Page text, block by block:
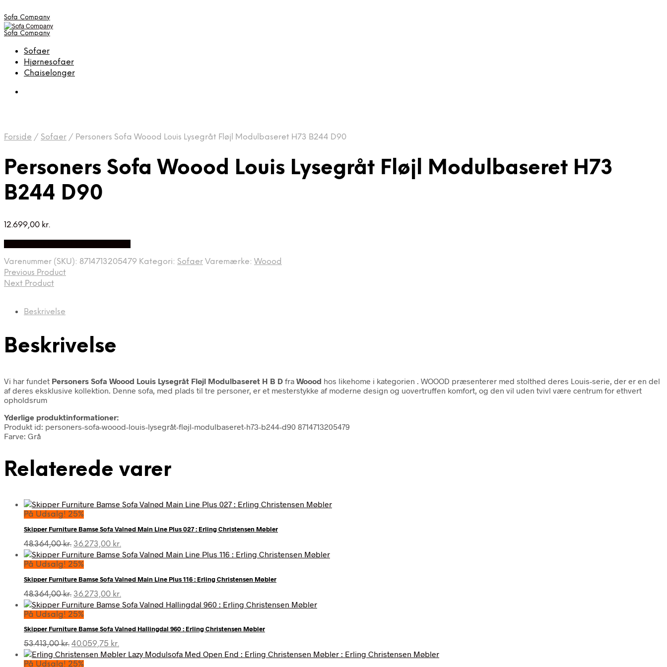
Sofa Company
Sofa Company
Sofaer
Hjørnesofaer
Chaiselonger
Forside / Sofaer / Personers Sofa Woood Louis Lysegråt Fløjl Modulbaseret H73 B244 D90
Personers Sofa Woood Louis Lysegråt Fløjl Modulbaseret H73
B244 D90
12.699,00 kr.
Varenummer (SKU): 8714713205479 Kategori: Sofaer Varemærke: Woood
Previous Product
Next Product
Beskrivelse
Beskrivelse
Vi har fundet Personers Sofa Woood Louis Lysegråt Fløjl Modulbaseret H B D fra Woood hos likehome i kategorien
. WOOOD præsenterer med stolthed deres Louis-serie, der er en del
af deres eksklusive kollektion. Denne sofa, med plads til tre personer, er et mesterstykke af moderne design og uovertruffen komfort, og den vil uden tvivl være centrum for ethvert
opholdsrum
Yderlige produktinformationer:
Produkt id: personers-sofa-woood-louis-lysegråt-fløjl-modulbaseret-h73-b244-d90 8714713205479
Farve: Grå
Relaterede varer
På Udsalg! 25%
Skipper Furniture Bamse Sofa Valnød Main Line Plus 027 : Erling Christensen Møbler
48.364,00kr. Den
oprindelige
pris
48.364,00 kr..
36.273,00 kr.
aktuelle
36.273,00 kr..
På Udsalg! 25%
Skipper Furniture Bamse Sofa Valnød Main Line Plus 116 : Erling Christensen Møbler
48.364,00kr. Den
oprindelige
pris
48.364,00 kr..
36.273,00 kr.
aktuelle
36.273,00 kr..
På Udsalg! 25%
Skipper Furniture Bamse Sofa Valnød Hallingdal 960 : Erling Christensen Møbler
53.413,00kr. Den
oprindelige
pris
40.059,75 kr.
aktuelle
På Udsalg! 25%